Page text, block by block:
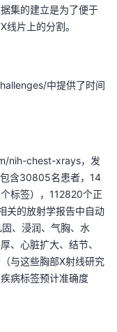
集的建立是为了便于
片上的分割。
中提供了时间
nih-chest-xrays，发
含30805名患者，14
标签），112820个正
关的放射学报告中自动
、浸润、气胸、水
、心脏扩大、结节、
与这些胸部X射线研究
病标签预计准确度